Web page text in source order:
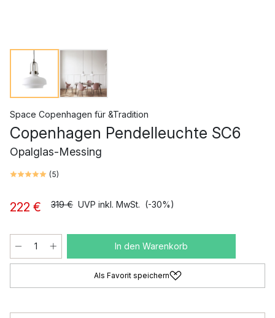
Space Copenhagen für &Tradition
Copenhagen Pendelleuchte SC6
Opalglas-Messing
(5)
222 € 319 € UVP inkl. MwSt. (-30%)
In den Warenkorb
Als Favorit speichern